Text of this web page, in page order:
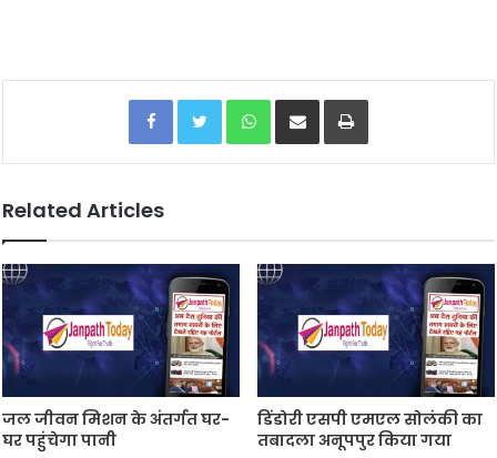
Facebook Twitter WhatsApp
Related Articles
जल जीवन मिशन के अंतर्गत घर-
घर पहुंचेगा पानी
डिंडोरी एसपी एमएल सोलंकी का
तबादला अनूपपुर किया गया